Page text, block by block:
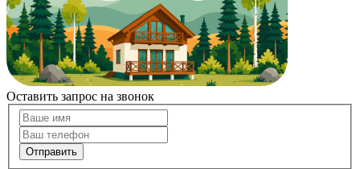
Оставить запрос на звонок